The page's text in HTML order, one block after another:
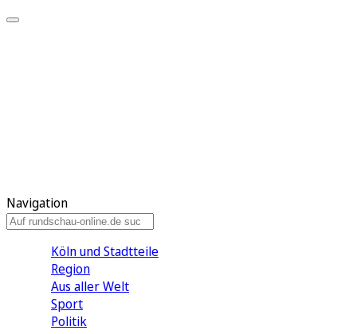
Navigation
Köln und Stadtteile
Region
Aus aller Welt
Sport
Politik